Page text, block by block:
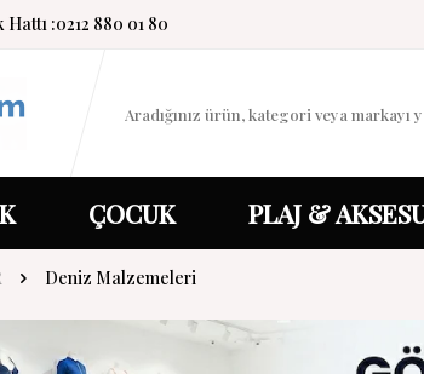
:0212 880 01 80
ÇOCUK PLAJ &
Deniz Malzemeleri